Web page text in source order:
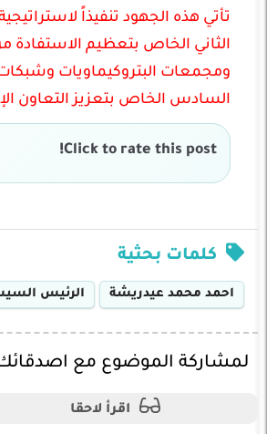
تأتي هذه الجهود تنفيذاً
الثاني الخاص بتعظيم الاستفادة
ومجمعات البتروكيماويات
السادس الخاص بتعزيز التعاون
Click to rate this post!
كلمات بحثية
احمد محمد عيدريشة الرئيس
لمشاركة الموضوع مع
اقرأ لاحقا